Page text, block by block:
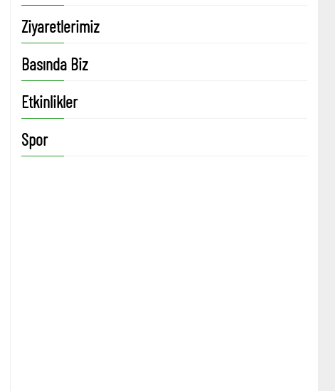
Ziyaretlerimiz
Basında Biz
Etkinlikler
Spor